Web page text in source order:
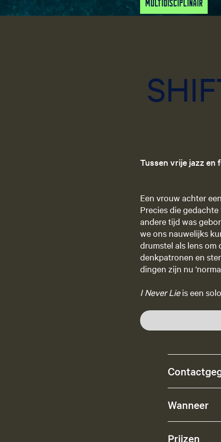
Multidisciplinair
Tussen vrije jazz en
Een vrouw achter
Precies die
andere tijd was
we ons nauwelijks
drumstel als lens om
denkpatronen en
dingen zijn nu
I Never Lieis een
Wanneer
Prijzen